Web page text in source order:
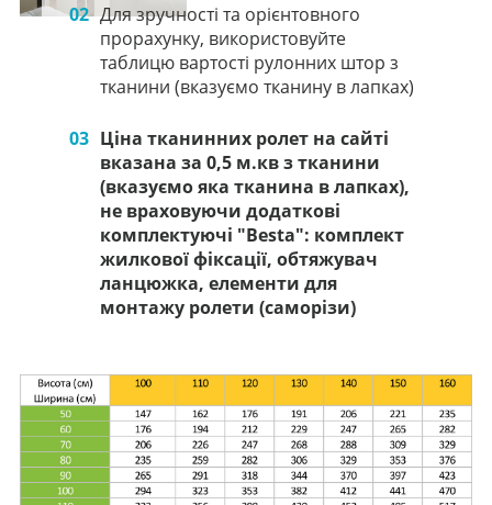
02 Для зручності та орієнтовного
прорахунку, використовуйте
таблицю вартості рулонних штор з
тканини (вказуємо тканину в лапках)
03 Ціна тканинних ролет на сайті
вказана за 0,5 м.кв з тканини
(вказуємо яка тканина в лапках),
не враховуючи додаткові
комплектуючі "Besta": комплект
жилкової фіксації, обтяжувач
ланцюжка, елементи для
монтажу ролети (саморізи)